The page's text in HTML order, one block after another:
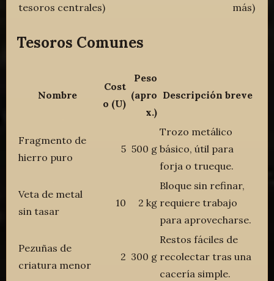
tesoros centrales)
más)
Tesoros Comunes
Nombre
Cost
o (U)
Peso
(apro
x.)
Descripción breve
Fragmento de
hierro puro
5 500 g
Trozo metálico
básico, útil para
forja o trueque.
Veta de metal
sin tasar
10 2 kg
Bloque sin refinar,
requiere trabajo
para aprovecharse.
Pezuñas de
criatura menor
2 300 g
Restos fáciles de
recolectar tras una
cacería simple.